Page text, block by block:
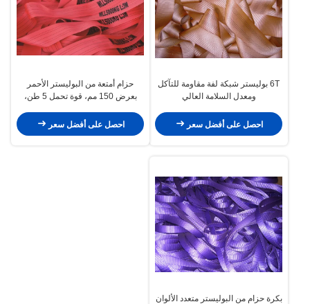
6T بوليستر شبكة لفة مقاومة للتآكل
ومعدل السلامة العالي
احصل على أفضل سعر
حزام أمتعة من البوليستر الأحمر
بعرض 150 مم، قوة تحمل 5 طن،
عالية
احصل على أفضل سعر
بكرة حزام من البوليستر متعدد الألوان